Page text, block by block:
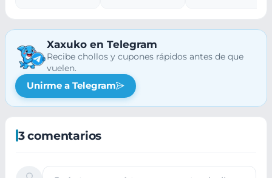
Xaxuko en Telegram
Recibe chollos y cupones rápidos antes de que
vuelen.
Unirme a Telegram
3 comentarios